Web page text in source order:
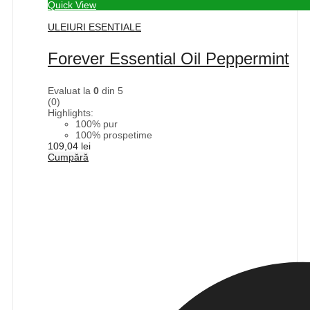
Quick View
ULEIURI ESENTIALE
Forever Essential Oil Peppermint
Evaluat la 0 din 5
(0)
Highlights:
100% pur
100% prospetime
109,04 lei
Cumpără